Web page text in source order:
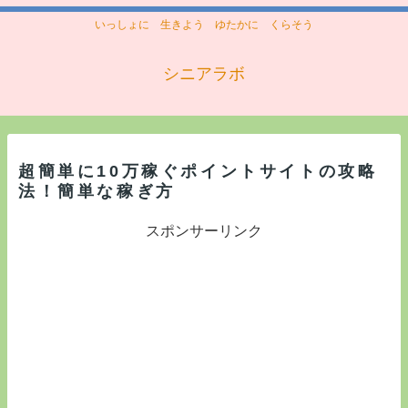
いっしょに 生きよう ゆたかに くらそう
シニアラボ
超簡単に10万稼ぐポイントサイトの攻略
法！簡単な稼ぎ方
スポンサーリンク